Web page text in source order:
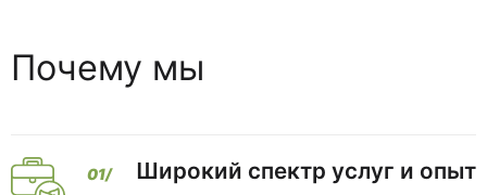
Почему мы
Широкий спектр услуг и опыт